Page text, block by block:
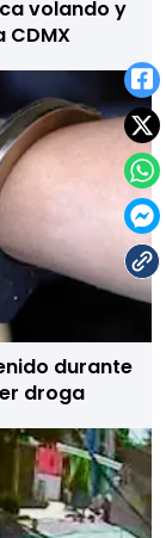
volando y
CDMX
durante
droga